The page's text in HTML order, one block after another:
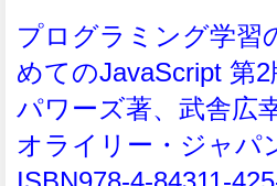
プログラミング学習
めてのJavaScript 第2
パワーズ著、武舎広
オライリー・ジャパ